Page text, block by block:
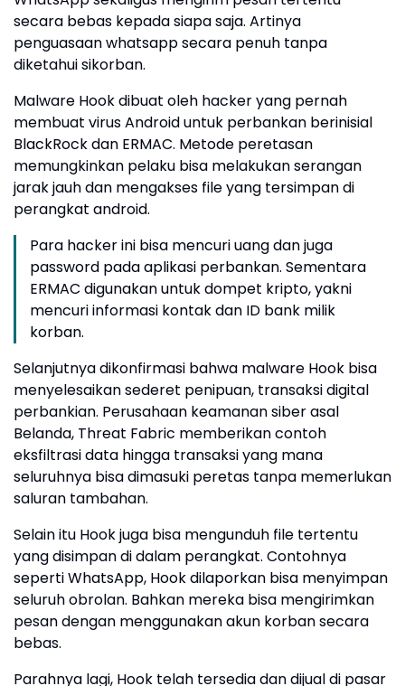
secara bebas kepada siapa saja. Artinya
penguasaan whatsapp secara penuh tanpa
diketahui sikorban.
Malware Hook dibuat oleh hacker yang pernah
membuat virus Android untuk perbankan berinisial
BlackRock dan ERMAC. Metode peretasan
memungkinkan pelaku bisa melakukan serangan
jarak jauh dan mengakses file yang tersimpan di
perangkat android.
Para hacker ini bisa mencuri uang dan juga
password pada aplikasi perbankan. Sementara
ERMAC digunakan untuk dompet kripto, yakni
mencuri informasi kontak dan ID bank milik
korban.
Selanjutnya dikonfirmasi bahwa malware Hook bisa
menyelesaikan sederet penipuan, transaksi digital
perbankian. Perusahaan keamanan siber asal
Belanda, Threat Fabric memberikan contoh
eksfiltrasi data hingga transaksi yang mana
seluruhnya bisa dimasuki peretas tanpa memerlukan
saluran tambahan.
Selain itu Hook juga bisa mengunduh file tertentu
yang disimpan di dalam perangkat. Contohnya
seperti WhatsApp, Hook dilaporkan bisa menyimpan
seluruh obrolan. Bahkan mereka bisa mengirimkan
pesan dengan menggunakan akun korban secara
bebas.
Parahnya lagi, Hook telah tersedia dan dijual di pasar